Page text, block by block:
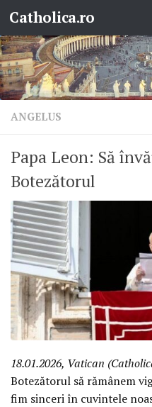
Skip to content
Catholica.ro
ANGELUS
Papa Leon: Să
Botezătorul
18.01.2026, Vatican
Botezătorul să rămânem
fim sinceri în cuvintele